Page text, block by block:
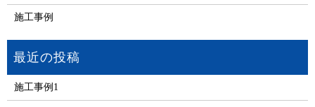
施工事例
施工事例1